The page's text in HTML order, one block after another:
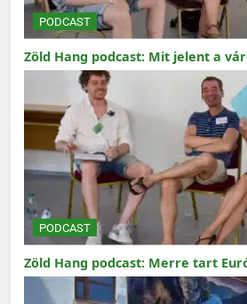
PODCAST
Zöld Hang podcast: Mit jelent a
PODCAST
Zöld Hang podcast: Merre tart